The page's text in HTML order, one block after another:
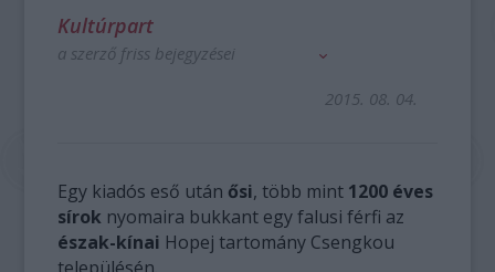
Kultúrpart
a szerző friss bejegyzései
2015. 08. 04.
Egy kiadós eső után ősi, több mint 1200 éves
sírok nyomaira bukkant egy falusi férfi az
észak-kínai Hopej tartomány Csengkou